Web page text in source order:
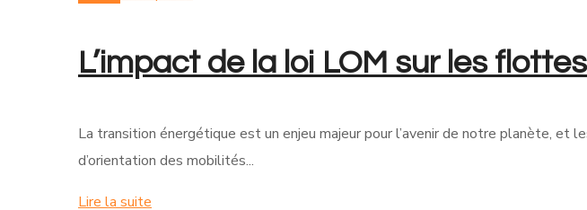
L’impact de la loi LOM sur les
La transition énergétique est un enjeu majeur pour l’avenir de notre planète,
d’orientation des mobilités...
Lire la suite